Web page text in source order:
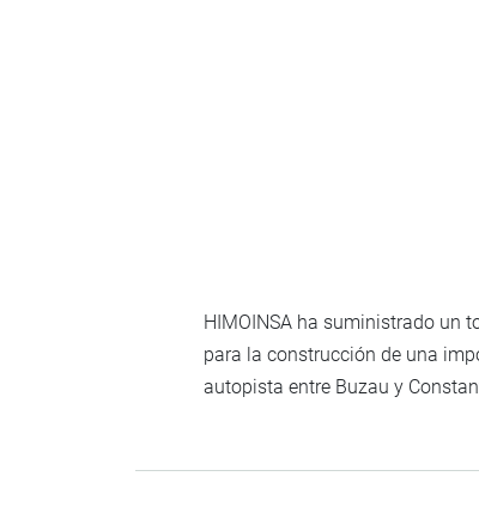
HIMOINSA ha suministrado un
para la construcción de una
autopista entre Buzau y